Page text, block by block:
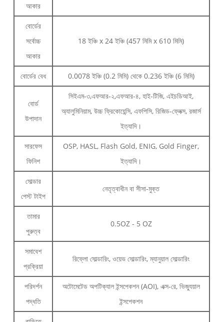
আকার
বোর্ডের
সর্বোচ্চ
আকার
18 ইঞ্চি x 24 ইঞ্চি (457 মিমি x 610 মিমি)
বোর্ডের বেধ 0.0078 ইঞ্চি (0.2 মিমি) থেকে 0.236 ইঞ্চি (6 মিমি)
বোর্ড
উপাদান
সিইএম-৩,এফআর-২,এফআর-৪, হাই-টিজি, এইচডিআই,
অ্যালুমিনিয়াম, উচ্চ ফ্রিকোয়েন্সি, এফপিসি, রিজিড-ফ্লেক্স, রজার্স
ইত্যাদি।
সারফেস
ফিনিশ
OSP, HASL, Flash Gold, ENIG, Gold Finger,
ইত্যাদি।
সোল্ডার
পেস্ট টাইপ
নেতৃত্বাধীন বা সীসা-মুক্ত
তামার
পুরুত্ব
0.5OZ - 5 OZ
সমাবেশ
প্রক্রিয়া
রিফ্লো সোল্ডারিং, ওয়েভ সোল্ডারিং, ম্যানুয়াল সোল্ডারিং
পরিদর্শন
পদ্ধতি
অটোমেটেড অপটিক্যাল ইন্সপেকশন (AOI), এক্স-রে, ভিজ্যুয়াল
ইন্সপেকশন